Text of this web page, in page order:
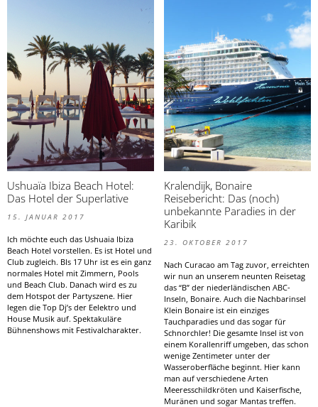
Ushuaïa Ibiza Beach Hotel:
Das Hotel der Superlative
15. JANUAR 2017
Ich möchte euch das Ushuaia Ibiza
Beach Hotel vorstellen. Es ist Hotel und
Club zugleich. BIs 17 Uhr ist es ein ganz
normales Hotel mit Zimmern, Pools
und Beach Club. Danach wird es zu
dem Hotspot der Partyszene. Hier
legen die Top Dj’s der Eelektro und
House Musik auf. Spektakuläre
Bühnenshows mit Festivalcharakter.
Kralendijk, Bonaire
Reisebericht: Das (noch)
unbekannte Paradies in der
Karibik
23. OKTOBER 2017
Nach Curacao am Tag zuvor, erreichten
wir nun an unserem neunten Reisetag
das “B” der niederländischen ABC-
Inseln, Bonaire. Auch die Nachbarinsel
Klein Bonaire ist ein einziges
Tauchparadies und das sogar für
Schnorchler! Die gesamte Insel ist von
einem Korallenriff umgeben, das schon
wenige Zentimeter unter der
Wasseroberfläche beginnt. Hier kann
man auf verschiedene Arten
Meeresschildkröten und Kaiserfische,
Muränen und sogar Mantas treffen.